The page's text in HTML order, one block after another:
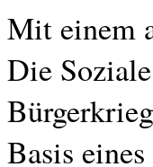
Mit einem
Die
Basis